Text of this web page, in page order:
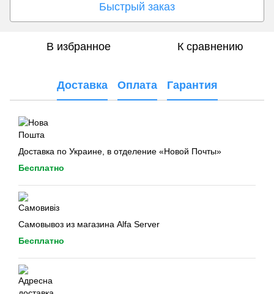
Быстрый заказ
В избранное К сравнению
Доставка Оплата Гарантия
Доставка по Украине, в отделение «Новой Почты»
Бесплатно
Самовывоз из магазина Alfa Server
Бесплатно